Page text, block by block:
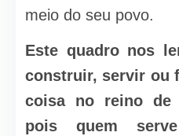
meio do seu povo.
Este quadro nos
construir, servir ou
coisa no reino de
pois quem